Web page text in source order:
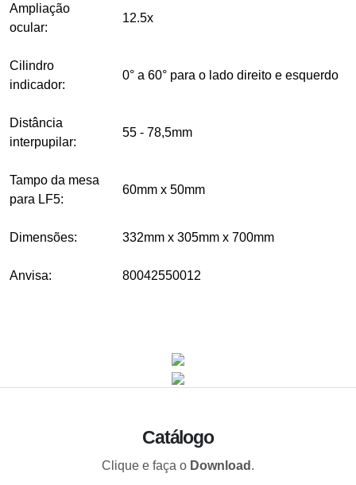
Ampliação
ocular:
12.5x
Cilindro
indicador:
0° a 60° para o lado direito e esquerdo
Distância
interpupilar:
55 - 78,5mm
Tampo da mesa
para LF5:
60mm x 50mm
Dimensões: 332mm x 305mm x 700mm
Anvisa: 80042550012
Catálogo
Clique e faça o Download .